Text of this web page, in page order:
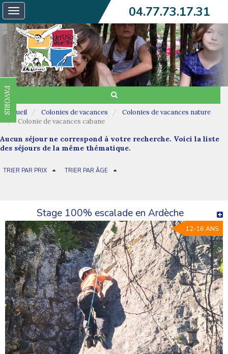
Toggle
navigation
04.77.73.17.31
FAVORIS
Accueil Colonies de vacances
Colonies de vacances nature
Colonie de vacances cabane
Aucun séjour ne correspond à votre recherche. Voici la liste
des séjours de la même thématique.
TRIER PAR PRIX TRIER PAR ÂGE
Stage 100% escalade en Ardèche
12-16 ANS